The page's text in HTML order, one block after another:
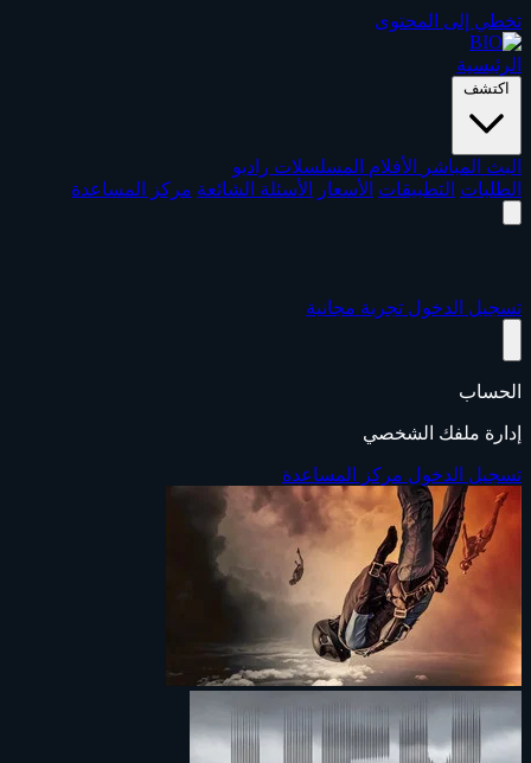
تخطي إلى المحتوى
الرئيسية
اكتشف
البث المباشر الأفلام المسلسلات راديو
الطلبات التطبيقات الأسعار الأسئلة الشائعة مركز المساعدة
تسجيل الدخول تجربة مجانية
الحساب
إدارة ملفك الشخصي
تسجيل الدخول مركز المساعدة